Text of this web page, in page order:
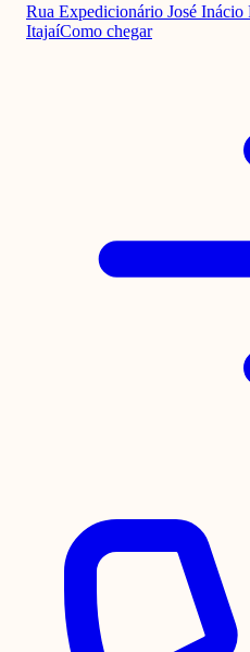
Rua Expedicionário José
ItajaíComo chegar